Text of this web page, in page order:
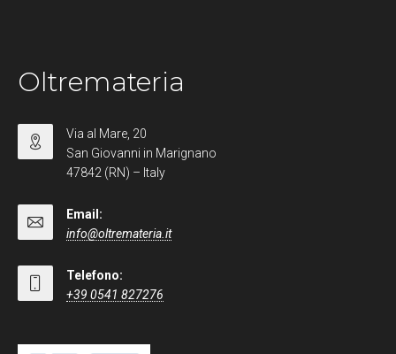
Oltremateria
Via al Mare, 20
San Giovanni in Marignano
47842 (RN) – Italy
Email:
info@oltremateria.it
Telefono:
+39 0541 827276